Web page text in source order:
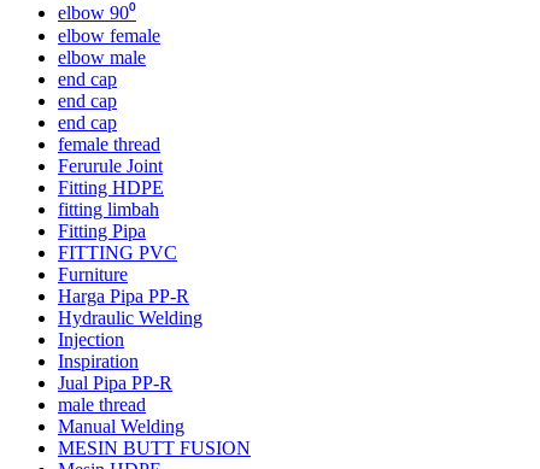
elbow 90⁰
elbow female
elbow male
end cap
end cap
end cap
female thread
Ferurule Joint
Fitting HDPE
fitting limbah
Fitting Pipa
FITTING PVC
Furniture
Harga Pipa PP-R
Hydraulic Welding
Injection
Inspiration
Jual Pipa PP-R
male thread
Manual Welding
MESIN BUTT FUSION